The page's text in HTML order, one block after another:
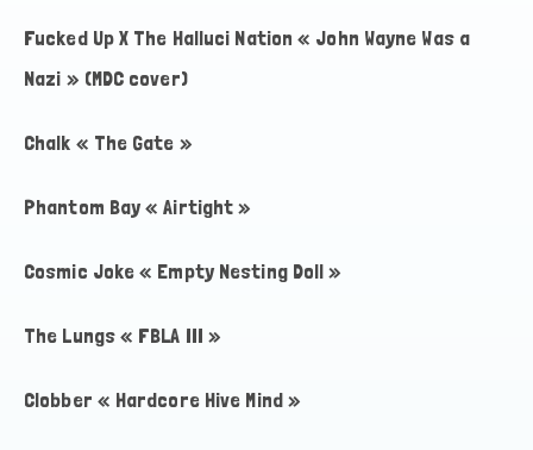
Fucked Up X The Halluci Nation « John Wayne Was a
Nazi » (MDC cover)
Chalk « The Gate »
Phantom Bay « Airtight »
Cosmic Joke « Empty Nesting Doll »
The Lungs « FBLA III »
Clobber « Hardcore Hive Mind »